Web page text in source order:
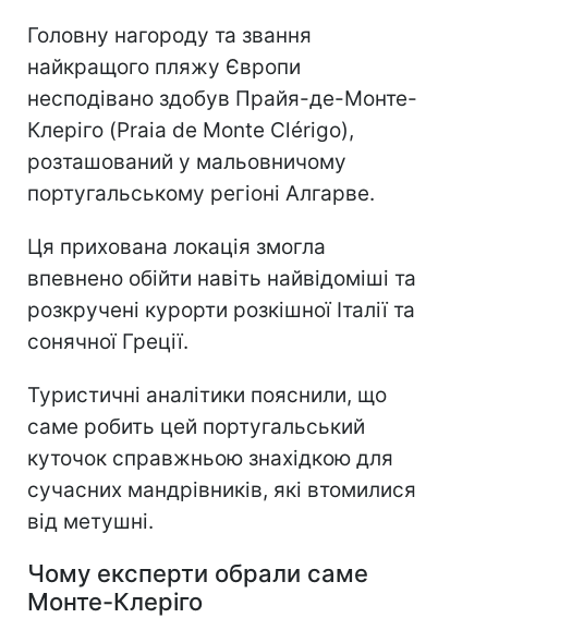
Головну нагороду та звання
найкращого пляжу Європи
несподівано здобув Прайя-де-Монте-
Клеріго (Praia de Monte Clérigo),
розташований у мальовничому
португальському регіоні Алгарве.
Ця прихована локація змогла
впевнено обійти навіть найвідоміші та
розкручені курорти розкішної Італії та
сонячної Греції.
Туристичні аналітики пояснили, що
саме робить цей португальський
куточок справжньою знахідкою для
сучасних мандрівників, які втомилися
від метушні.
Чому експерти обрали саме
Монте-Клеріго